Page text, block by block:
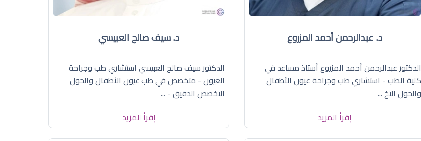
د. عبدالرحمن أحمد المزروع
الدكتور عبدالرحمن أحمد المزروع أستاذ مساعد في
كلية الطب - استشاري طب وجراحة عيون الأطفال
والحول التخ ...
إقرأ المزيد
د. سيف صالح العبيسي
الدكتور سيف صالح العبيسي استشاري طب وجراحة
العيون - متخصص في طب عيون الأطفال والحول
التخصص الدقيق - ...
إقرأ المزيد